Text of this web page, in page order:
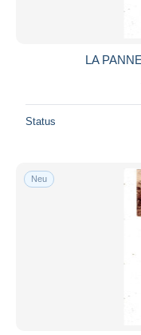
LA
Status
Neu